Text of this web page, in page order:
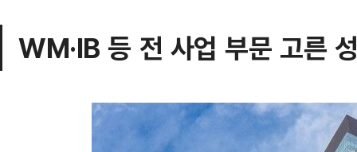
WM·IB 등 전 사업 부문 고른